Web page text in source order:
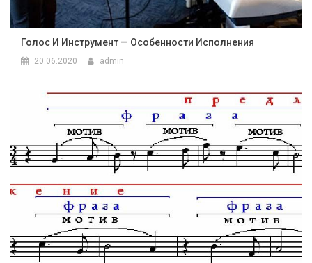
Голос И Инструмент — Особенности Исполнения
20.06.2020 admin